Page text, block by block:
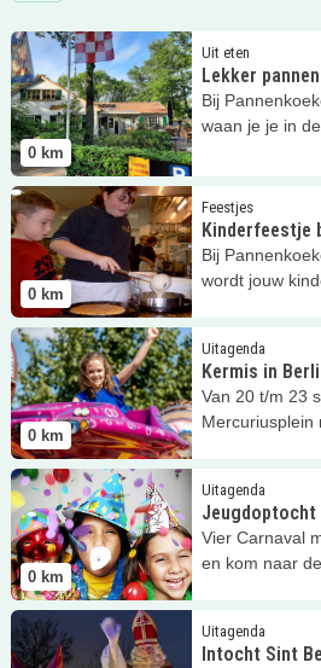
0 km
Uit eten
Lekker
Bij
waan je je in
Lees meer Lekker pannenkoeken
0 km
Feestjes
Kinderfeestje
Bij
wordt jouw
Lees meer Kinderfeestje bij
0 km
Uitagenda
Kermis in
Van 20 t/m 23
Mercuriusplein
Lees meer Kermis in Berlicum
0 km
Uitagenda
Jeugdoptocht
– Dun
Vier Carnaval
en kom naar
Lees meer Jeugdoptocht Berlicum/
Uitagenda
Intocht Sint
Lees meer Intocht Sint Berlicum!